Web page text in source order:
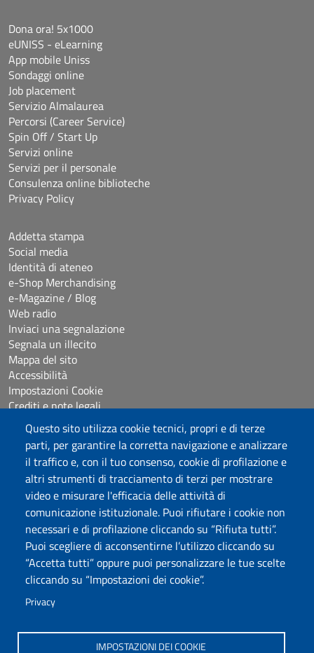
Questo sito utilizza cookie tecnici, propri e di terze
parti, per garantire la corretta navigazione e analizzare
il traffico e, con il tuo consenso, cookie di profilazione e
altri strumenti di tracciamento di terzi per mostrare
video e misurare l'efficacia delle attività di
comunicazione istituzionale. Puoi rifiutare i cookie non
necessari e di profilazione cliccando su “Rifiuta tutti”.
Puoi scegliere di acconsentirne l’utilizzo cliccando su
“Accetta tutti” oppure puoi personalizzare le tue scelte
cliccando su “Impostazioni dei cookie”.
Privacy
IMPOSTAZIONI DEI COOKIE
Università degli Studi di Sassari
Piazza Università 21, Sassari
Tel.: 800 882994 (Orientamento studenti)
RETTORE:rettore@uniss.it
PEC:protocollo@pec.uniss.it
URP:urp@uniss.it
P.I. 00196350904 –pagoPA®
Dona ora! 5x1000
eUNISS - eLearning
App mobile Uniss
Sondaggi online
Job placement
Servizio Almalaurea
Percorsi (Career Service)
Spin Off / Start Up
Servizi online
Servizi per il personale
Consulenza online biblioteche
Privacy Policy
Addetta stampa
Social media
Identità di ateneo
e-Shop Merchandising
e-Magazine / Blog
Web radio
Inviaci una segnalazione
Segnala un illecito
Mappa del sito
Accessibilità
Impostazioni Cookie
Crediti e note legali
Seguici su
Chatta con noi